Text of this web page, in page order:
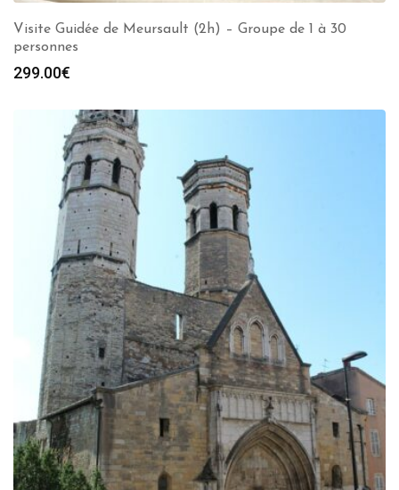
Visite Guidée de Meursault (2h) – Groupe de 1 à 30
personnes
299.00€